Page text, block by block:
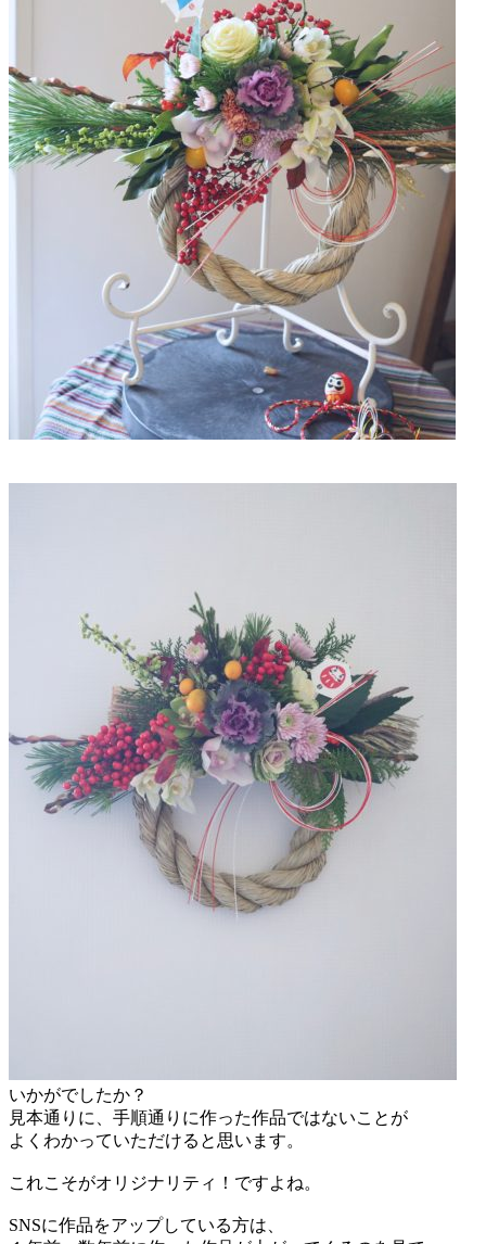
いかがでしたか？
見本通りに、手順通りに作った作品ではないことが
よくわかっていただけると思います。
これこそがオリジナリティ！ですよね。
SNSに作品をアップしている方は、